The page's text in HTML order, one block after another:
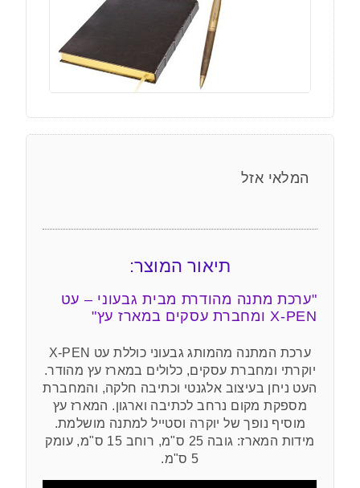
המלאי אזל
תיאור המוצר:
"ערכת מתנה מהודרת מבית גבעוני – עט
X-PEN ומחברת עסקים במארז עץ"
ערכת המתנה מהמותג גבעוני כוללת עט X-PEN
יוקרתי ומחברת עסקים, כלולים במארז עץ מהודר.
העט ניחן בעיצוב אלגנטי וכתיבה חלקה, והמחברת
מספקת מקום נרחב לכתיבה וארגון. המארז עץ
מוסיף נופך של יוקרה וסטייל למתנה מושלמת.
מידות המארז: גובה 25 ס"מ, רוחב 15 ס"מ, עומק
5 ס"מ.